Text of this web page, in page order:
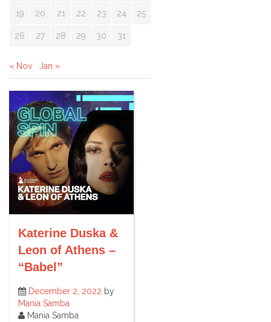
19 20 21 22 23 24 25
26 27 28 29 30 31
« Nov Jan »
Katerine Duska &
Leon of Athens –
“Babel”
December 2, 2022 by
Mania Samba
Mania Samba